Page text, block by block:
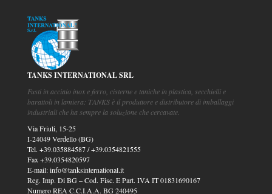
TANKS INTERNATIONAL SRL
Fusti in acciaio inox e ferro, cisterne e taniche in plastica, secchielli e
barattoli in lamiera: TANKS è il produttore e distributore di imballaggi
industriali che ha sempre la soluzione che cercavate.
Via Friuli, 15-25
I-24049 Verdello (BG)
Tel. +39.035884587/+39.0354821555
Fax+39.0354820597
E-mail:info@tanksinternational.it
Reg. Imp. Di BG – Cod. Fisc. E Part. IVA IT 01831690167
Numero REA C.C.I.A.A. BG 240495